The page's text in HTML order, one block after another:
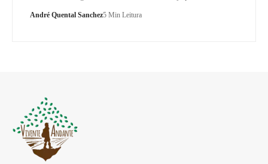
André Quental Sanchez5 Min Leitura